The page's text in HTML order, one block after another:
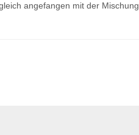
angefangen mit der Mischung.